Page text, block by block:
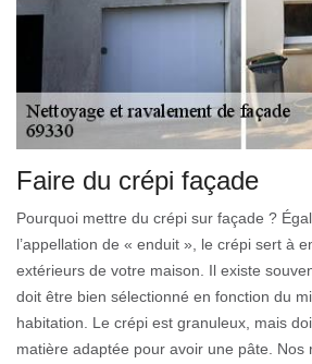
Faire du crépi façade
Pourquoi mettre du crépi sur façade ?
l’appellation de « enduit », le crépi sert à
extérieurs de votre maison. Il existe
doit être bien sélectionné en fonction du
habitation. Le crépi est granuleux, mais
matière adaptée pour avoir une pâte. Nos